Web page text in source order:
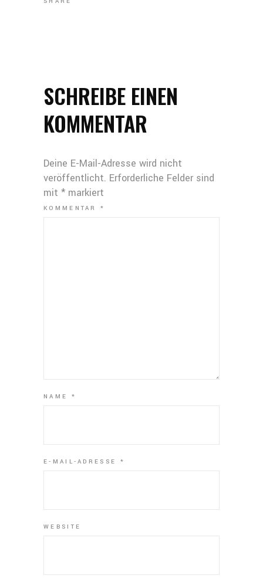
SCHREIBE EINEN
KOMMENTAR
Deine E-Mail-Adresse wird nicht
veröffentlicht. Erforderliche Felder sind
mit * markiert
KOMMENTAR*
NAME *
E-MAIL-ADRESSE *
WEBSITE